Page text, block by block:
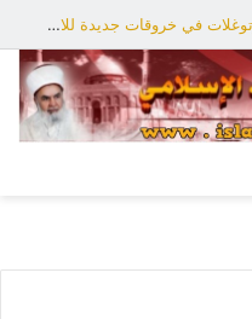
أنصار الله: لا أمان للقوات السعودية ومرتزقتها ومعسكراتها على الأراضي اليمنية